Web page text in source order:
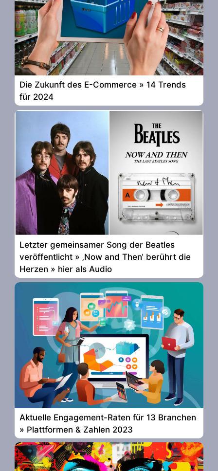
Die Zukunft des E-Commerce » 14 Trends
für 2024
Letzter gemeinsamer Song der Beatles
veröffentlicht » ‚Now and Then‘ berührt die
Herzen » hier als Audio
Aktuelle Engagement-Raten für 13 Branchen
» Plattformen & Zahlen 2023